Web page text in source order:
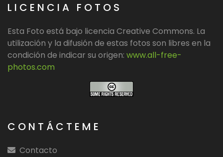
LICENCIA FOTOS
Esta Foto está bajo licencia Creative Commons. La
utilización y la difusión de estas fotos son libres en la
condición de indicar su origen: www.all-free-
photos.com
CONTÁCTEME
Contacto